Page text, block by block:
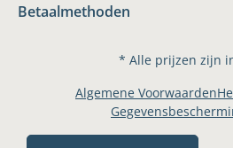
Betaalmethoden
* Alle prijzen zijn
Algemene Voorwaarden